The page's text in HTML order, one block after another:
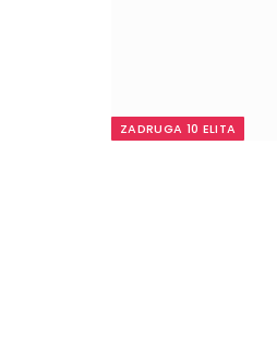
ZADRUGA 10 ELITA